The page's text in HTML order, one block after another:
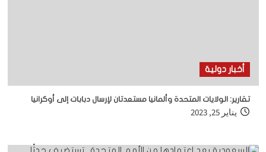
أخبار دولية
تقارير: الولايات المتحدة وألمانيا مستعدتان لإرسال دبابات إلى أوكرانيا
يناير 25, 2023